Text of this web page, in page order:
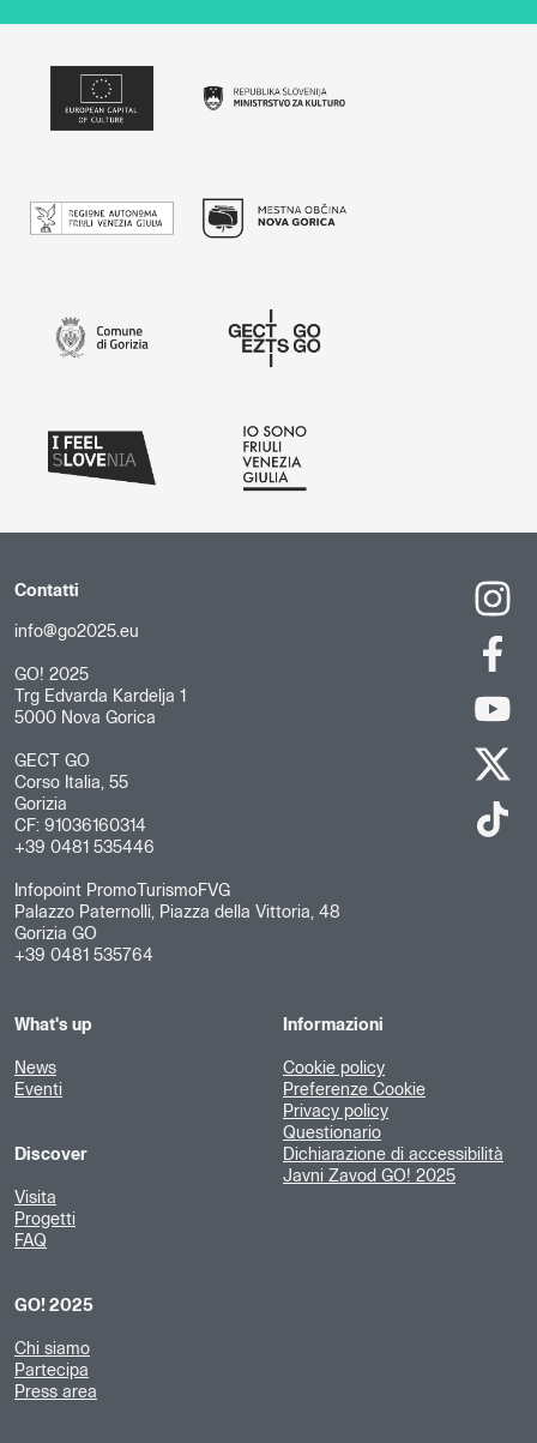
Contatti
info@go2025.eu
GO! 2025
Trg Edvarda Kardelja 1
5000 Nova Gorica
GECT GO
Corso Italia, 55
Gorizia
CF: 91036160314
+39 0481 535446
Infopoint PromoTurismoFVG
Palazzo Paternolli, Piazza della Vittoria, 48
Gorizia GO
+39 0481 535764
What's up
News
Eventi
Discover
Visita
Progetti
FAQ
GO! 2025
Chi siamo
Partecipa
Press area
Informazioni
Cookie policy
Preferenze Cookie
Privacy policy
Questionario
Dichiarazione di accessibilità
Javni Zavod GO! 2025